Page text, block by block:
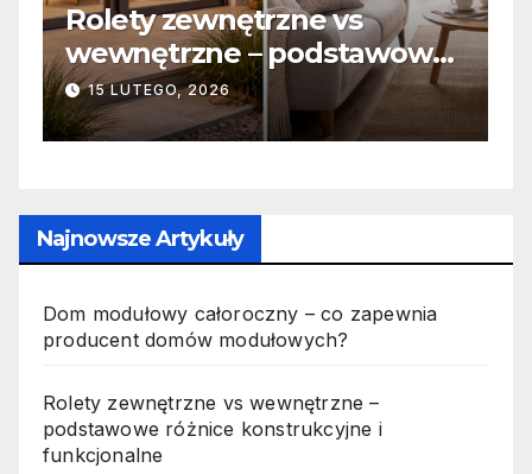
Rolety zewnętrzne vs
wewnętrzne – podstawowe
różnice konstrukcyjne i
funkcjonalne
15 LUTEGO, 2026
jak
Najnowsze Artykuły
Dom modułowy całoroczny – co zapewnia
producent domów modułowych?
Rolety zewnętrzne vs wewnętrzne –
podstawowe różnice konstrukcyjne i
funkcjonalne